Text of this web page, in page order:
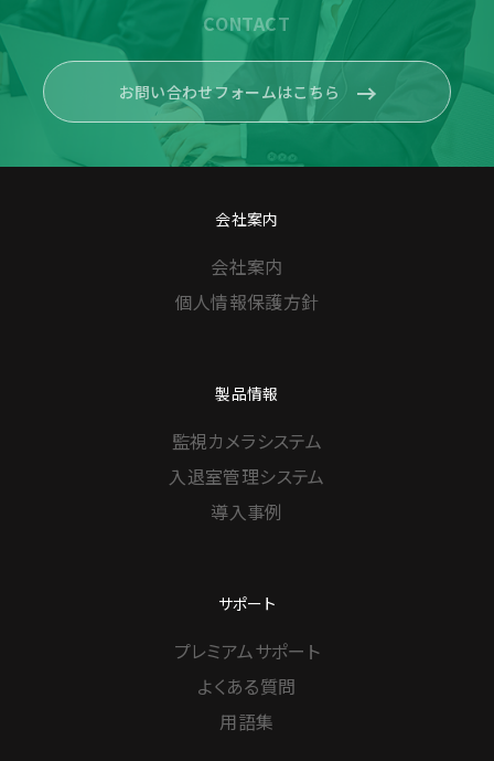
CONTACT
お問い合わせフォームはこちら
会社案内
会社案内
個人情報保護方針
製品情報
監視カメラシステム
入退室管理システム
導入事例
サポート
プレミアムサポート
よくある質問
用語集